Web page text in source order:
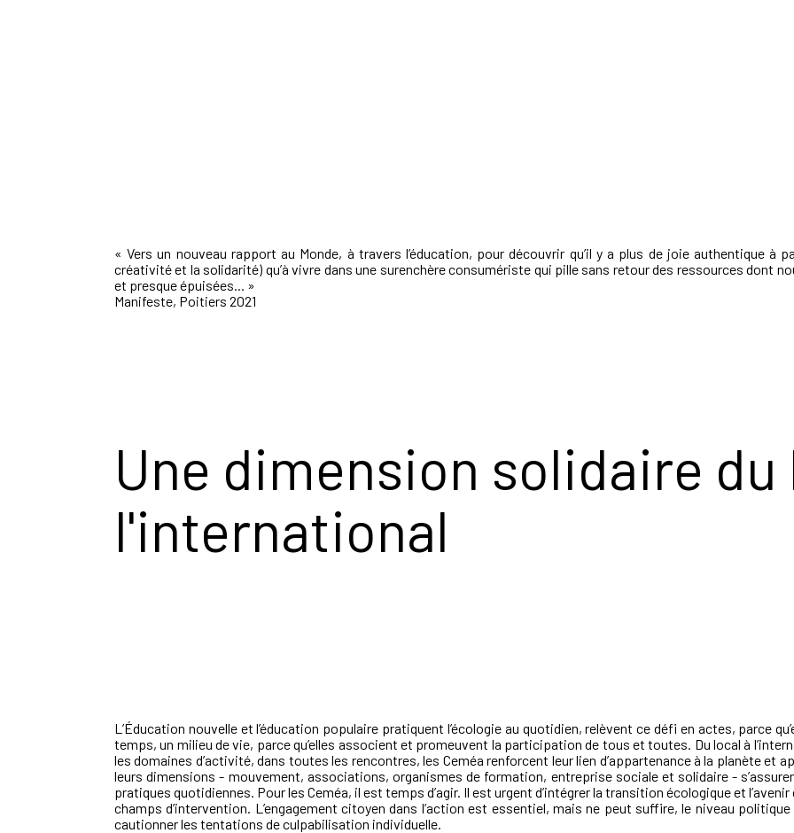
« Vers un nouveau rapport au Monde, à travers l’éducation, pour découvrir qu’il y a plus de joie authentique à
créativité et la solidarité) qu’à vivre dans une surenchère consumériste qui pille sans retour des ressources dont
et presque épuisées... »
Manifeste, Poitiers 2021
Une dimension solidaire du
l'international
L’Éducation nouvelle et l’éducation populaire pratiquent l’écologie au quotidien, relèvent ce défi en actes, parce
temps, un milieu de vie, parce qu’elles associent et promeuvent la participation de tous et toutes. Du local à
les domaines d’activité, dans toutes les rencontres, les Ceméa renforcent leur lien d’appartenance à la planète et
leurs dimensions - mouvement, associations, organismes de formation, entreprise sociale et solidaire -
pratiques quotidiennes. Pour les Ceméa, il est temps d’agir. Il est urgent d’intégrer la transition écologique et
champs d’intervention. L’engagement citoyen dans l’action est essentiel, mais ne peut suffire, le niveau
cautionner les tentations de culpabilisation individuelle.